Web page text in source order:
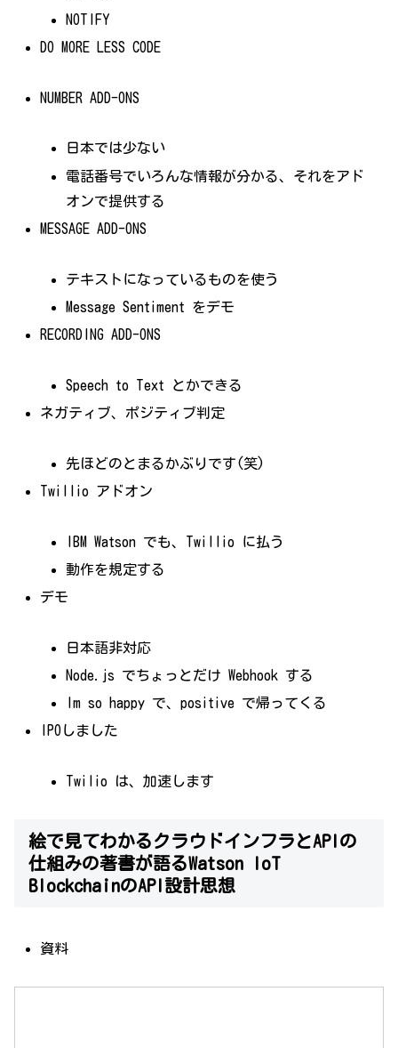
NOTIFY
DO MORE LESS CODE
NUMBER ADD-ONS
日本では少ない
電話番号でいろんな情報が分かる、それをアド
オンで提供する
MESSAGE ADD-ONS
テキストになっているものを使う
Message Sentiment をデモ
RECORDING ADD-ONS
Speech to Text とかできる
ネガティブ、ポジティブ判定
先ほどのとまるかぶりです(笑)
Twillio アドオン
IBM Watson でも、Twillio に払う
動作を規定する
デモ
日本語非対応
Node.js でちょっとだけ Webhook する
Im so happy で、positive で帰ってくる
IPOしました
Twilio は、加速します
絵で見てわかるクラウドインフラとAPIの
仕組みの著書が語るWatson IoT
BlockchainのAPI設計思想
資料